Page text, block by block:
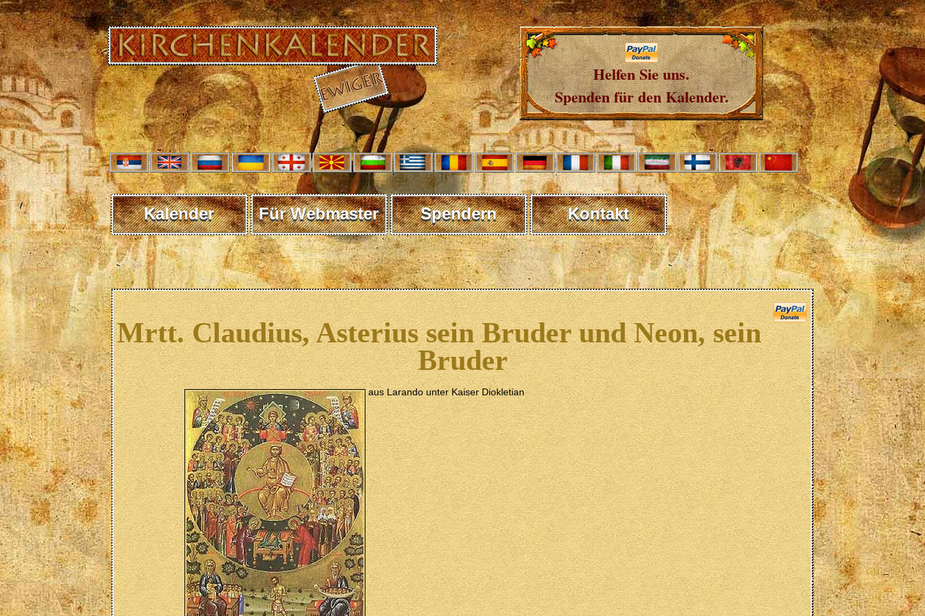
Helfen Sie uns.
Spenden für den Kalender.
Kalender Für Webmaster Spendern Kontakt
Mrtt. Claudius, Asterius sein Bruder und Neon, sein
Bruder
aus Larando unter Kaiser Diokletian